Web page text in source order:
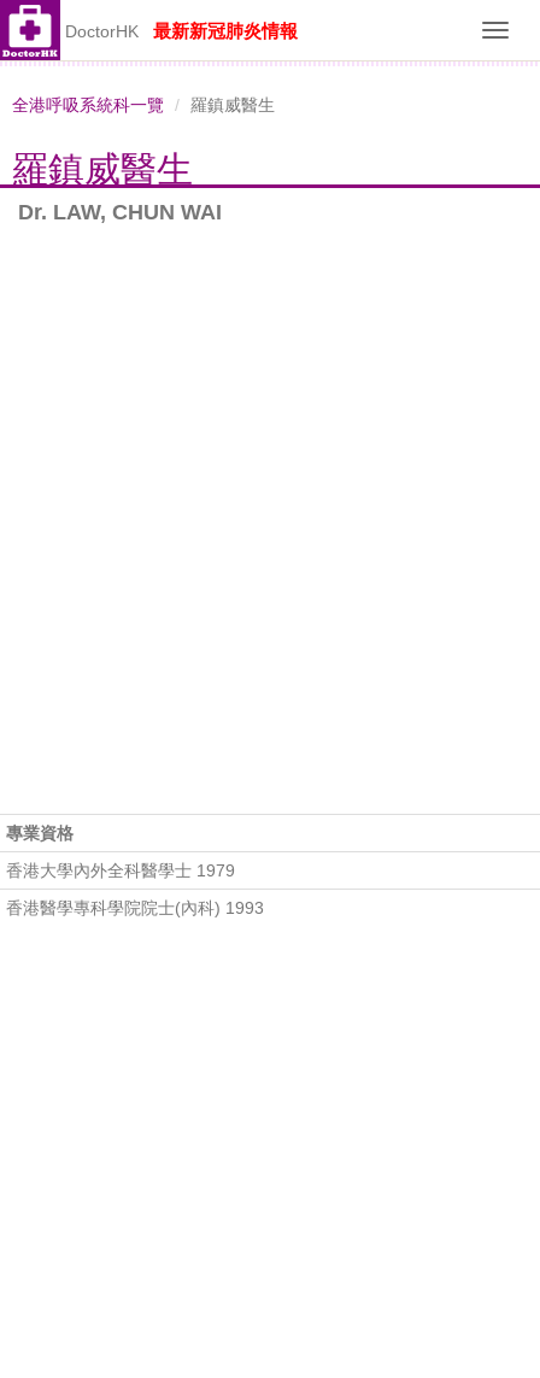
DoctorHK 最新新冠肺炎情報
全港呼吸系統科一覽 羅鎮威醫生
羅鎮威醫生
Dr. LAW, CHUN WAI
專業資格
香港大學內外全科醫學士 1979
香港醫學專科學院院士(內科) 1993